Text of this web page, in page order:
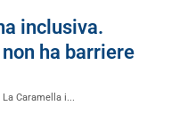
inclusiva.
ha barriere
Caramella i...